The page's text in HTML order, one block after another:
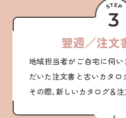
翌週／注文
地域担当者がご自宅に伺い
だいた注文書と古いカタロ
その際、新しいカタログ＆